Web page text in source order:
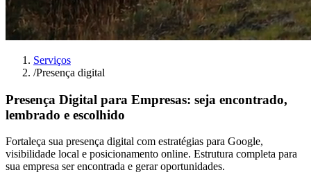
Serviços
/Presença digital
Presença Digital para Empresas: seja encontrado,
lembrado e escolhido
Fortaleça sua presença digital com estratégias para Google,
visibilidade local e posicionamento online. Estrutura completa para
sua empresa ser encontrada e gerar oportunidades.